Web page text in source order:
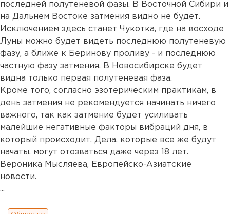
последней полутеневой фазы. В Восточной Сибири и
на Дальнем Востоке затмения видно не будет.
Исключением здесь станет Чукотка, где на восходе
Луны можно будет видеть последнюю полутеневую
фазу, а ближе к Беринову проливу - и последнюю
частную фазу затмения. В Новосибирске будет
видна только первая полутеневая фаза.
Кроме того, согласно эзотерическим практикам, в
день затмения не рекомендуется начинать ничего
важного, так как затмение будет усиливать
малейшие негативные факторы вибраций дня, в
который происходит. Дела, которые все же будут
начаты, могут отозваться даже через 18 лет.
Вероника Мысляева, Европейско-Азиатские
новости.
...